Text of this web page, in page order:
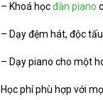
– Khoá họcđàn piano
– Dạy đệm hát, độc
– Dạy piano cho một
Học phí phù hợp với